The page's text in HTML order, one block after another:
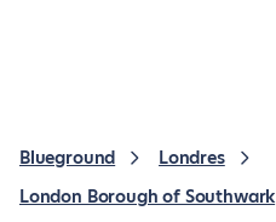
Blueground
Londres
London Borough of Southwark